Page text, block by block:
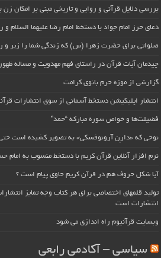
بررسی دلایل قرآنی و روایی و تاریخی مبنی بر امکان
دعای حرز امام جواد با دستخط امام رضا علیهما السلام
صلواتی برای حضرت زهرا (س) که زندگی شما را زیر و
چیدمان آیات قرآن در راستای فهم مهدویت و مساله
گزارشی از موزه حرم بانوی کرامت
انتشار اپلیکیشن دستخط آسمانی از سوی انتشارات
فضیلت‌ها و خواص سوره مبارکه “حمد”
نوحی که «دارِن آرونوفسکی» به تصویر کشیده است
نرم افزار آنلاین قرآن کریم با دستخط منسوب به امام
آیا شکل حروف هم در قرآن کریم حاوی پیام است ؟
تولید قلمهای اختصاصی برای هر کتاب وجه تمایز
انتشارات است
وبسایت قرآنیوم راه اندازی می شود
سیاسی – آکادمی رابعی